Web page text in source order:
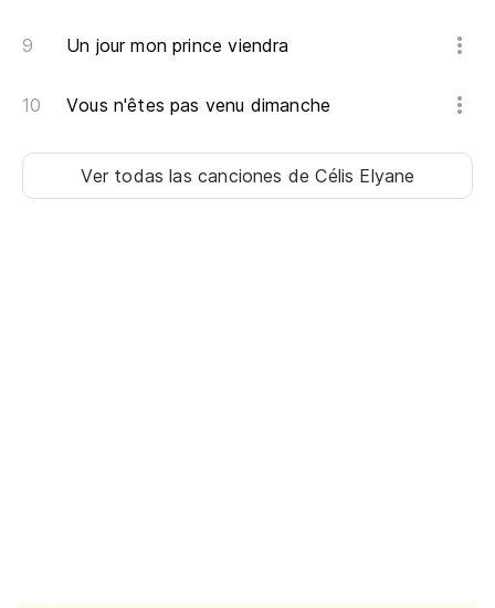
Un jour mon prince viendra
Vous n'êtes pas venu dimanche
Ver todas las canciones de Célis Elyane